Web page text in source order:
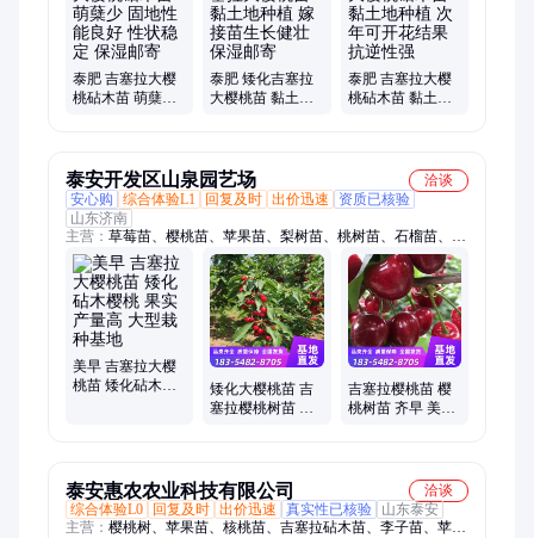
泰肥 吉塞拉大樱
桃砧木苗 萌蘖少
泰肥 矮化吉塞拉
大樱桃苗 黏土地
泰肥 吉塞拉大樱
桃砧木苗 黏土地
泰安开发区山泉园艺场
洽谈
安心购
综合体验L1 回复及时 出价迅速
资质已核验
山东济南
主营： 草莓苗、樱桃苗、苹果苗、梨树苗、桃树苗、石榴苗、核
桃苗、无花果苗、李子苗、花椒苗、蓝莓苗、葡萄苗、品种齐全
美早 吉塞拉大樱
桃苗 矮化砧木樱
矮化大樱桃苗 吉
塞拉樱桃树苗 根
吉塞拉樱桃苗 樱
桃树苗 齐早 美早
泰安惠农农业科技有限公司
洽谈
综合体验L0
回复及时 出价迅速 真实性已核验
山东泰安
主营： 樱桃树、苹果苗、核桃苗、吉塞拉砧木苗、李子苗、苹果